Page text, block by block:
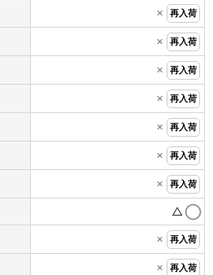
× 再入荷
× 再入荷
× 再入荷
× 再入荷
× 再入荷
× 再入荷
× 再入荷
△
× 再入荷
× 再入荷